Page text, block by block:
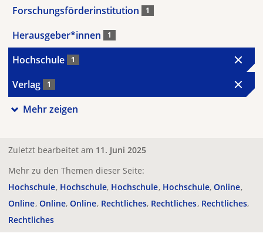
Forschungsförderinstitution 1
Herausgeber*innen 1
Hochschule 1
Verlag 1
Mehr zeigen
Zuletzt bearbeitet am 11. Juni 2025
Mehr zu den Themen dieser Seite:
Hochschule Hochschule Hochschule Hochschule Online
Online Online Online Rechtliches Rechtliches Rechtliches
Rechtliches